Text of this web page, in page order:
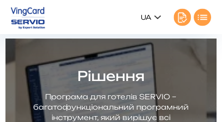
UA
Рішення
Програма для готелів SERVIO –
багатофункціональний програмний
інструмент, який вирішує всі